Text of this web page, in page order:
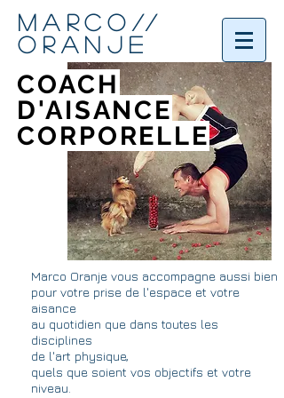
MARCO //
ORANJE
COACH
D'AISANCE
CORPORELLE
Marco Oranje vous accompagne aussi bien
pour votre prise de l'espace et votre
aisance
au quotidien que dans toutes les
disciplines
de l'art physique,
quels que soient vos objectifs et votre
niveau.